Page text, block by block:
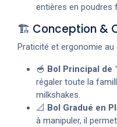
entières en poudres
🏗️ Conception &
Praticité et ergonomie
🥣 Bol Principal de
régaler toute la
milkshakes.
📐 Bol Gradué en
à manipuler, il